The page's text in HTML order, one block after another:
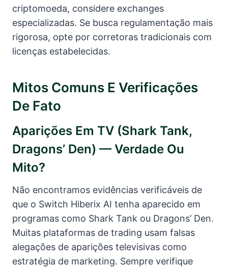
criptomoeda, considere exchanges
especializadas. Se busca regulamentação mais
rigorosa, opte por corretoras tradicionais com
licenças estabelecidas.
Mitos Comuns E Verificações
De Fato
Aparições Em TV (Shark Tank,
Dragons’ Den) — Verdade Ou
Mito?
Não encontramos evidências verificáveis de
que o Switch Hiberix AI tenha aparecido em
programas como Shark Tank ou Dragons’ Den.
Muitas plataformas de trading usam falsas
alegações de aparições televisivas como
estratégia de marketing. Sempre verifique